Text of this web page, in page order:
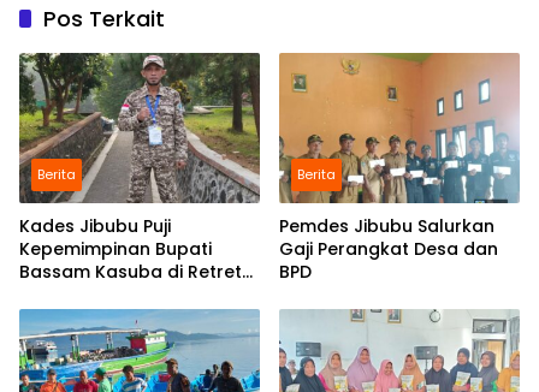
Pos Terkait
Berita
Kades Jibubu Puji
Kepemimpinan Bupati
Bassam Kasuba di Retret
Berita
Pemdes Jibubu Salurkan
Gaji Perangkat Desa dan
BPD